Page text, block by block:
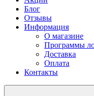
Блог
Отзывы
Информация
О магазине
Программы
Доставка
Оплата
Контакты